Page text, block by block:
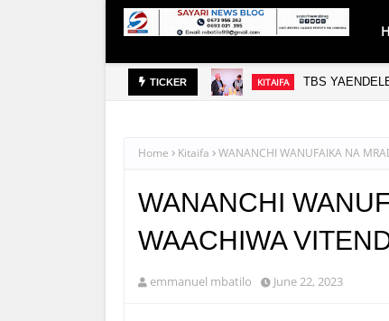
TICKER KITAIFA TBS
Home Kitaifa WANANCHI WANUFAIKA NA
WANANCHI
WAACHIWA
emmanuel mbatilo June 22, 2023